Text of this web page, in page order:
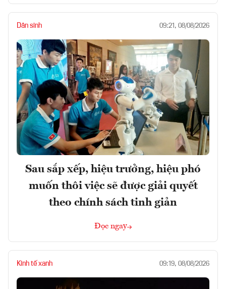
Dân sinh 09:21, 08/08/2026
Sau sắp xếp, hiệu trưởng, hiệu phó
muốn thôi việc sẽ được giải quyết
theo chính sách tinh giản
Đọc ngay
Kinh tế xanh 09:19, 08/08/2026